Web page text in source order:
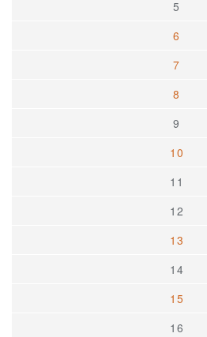
5
6
7
8
9
10
11
12
13
14
15
16